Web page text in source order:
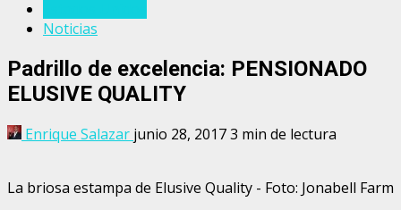
Noticias
Padrillo de excelencia: PENSIONADO
ELUSIVE QUALITY
Enrique Salazar junio 28, 20173 min de lectura
La briosa estampa de Elusive Quality - Foto: Jonabell Farm